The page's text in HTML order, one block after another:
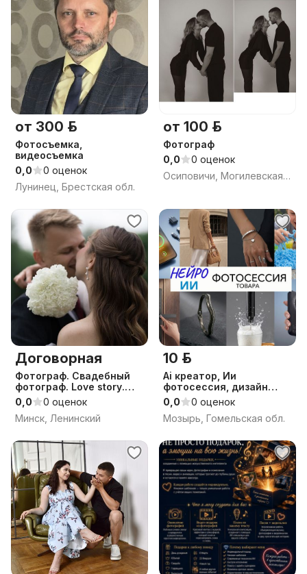
от 300 р.
Фотосъемка,
видеосъемка
0,0
0 оценок
Лунинец, Брестская обл.
от 100 р.
Фотограф
0,0
0 оценок
Осиповичи, Могилевская обл.
Договорная
Фотограф. Свадебный
фотограф. Love story.
Минск
0,0
0 оценок
Минск, Ленинский
10 р.
Ai креатор, Ии
фотосессия, дизайн
карточки товара
0,0
0 оценок
Мозырь, Гомельская обл.